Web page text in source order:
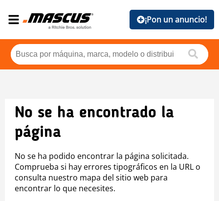
¡Pon un anuncio!
No se ha encontrado la
página
No se ha podido encontrar la página solicitada.
Comprueba si hay errores tipográficos en la URL o
consulta nuestro mapa del sitio web para
encontrar lo que necesites.